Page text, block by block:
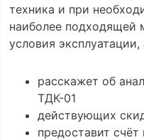
техника и при
наиболее подходящей
условия
расскажет об
ТДК-01
действующих
предоставит счёт